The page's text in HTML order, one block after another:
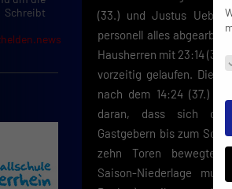
Schreibt
(33.) und Justus
personell alles
Hausherren mit 23:14 (36.)
vorzeitig gelaufen. Die
nach dem 14:24 (37.)
daran, dass sich die
Gastgebern bis zum
zehn Toren bewegte.
Saison-Niederlage